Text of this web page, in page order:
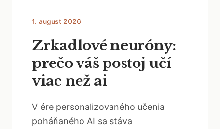
1. august 2026
Zrkadlové neuróny:
prečo váš postoj učí
viac než ai
V ére personalizovaného učenia
poháňaného AI sa stáva